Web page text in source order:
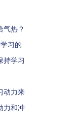
气热？
习的
持学习
动力来
力和冲